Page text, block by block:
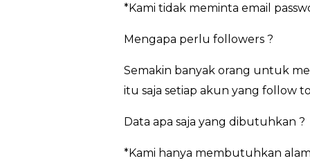
*Kami tidak meminta email
Mengapa perlu followers ?
Semakin banyak orang untuk
itu saja setiap akun yang follow
Data apa saja yang dibutuhkan ?
*Kami hanya membutuhkan